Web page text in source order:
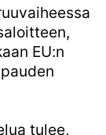
EU:n
tulee,